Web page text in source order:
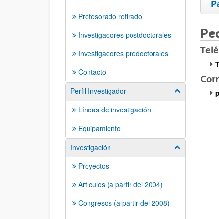
Profesorado retirado
Investigadores postdoctorales
Investigadores predoctorales
Contacto
Perfil Investigador
Mostrar/
Líneas de investigación
Equipamiento
Investigación
Mostrar/
Proyectos
Artículos (a partir del 2004)
Congresos (a partir del 2008)